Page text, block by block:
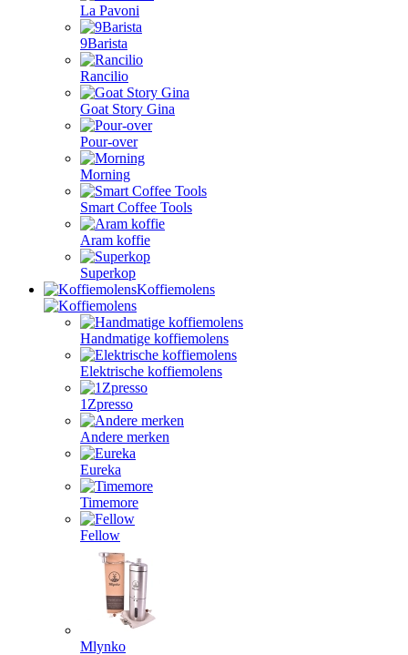
La Pavoni
9Barista
Rancilio
Goat Story Gina
Pour-over
Morning
Smart Coffee Tools
Aram koffie
Superkop
Koffiemolens
Handmatige koffiemolens
Elektrische koffiemolens
1Zpresso
Andere merken
Eureka
Timemore
Fellow
Mlynko